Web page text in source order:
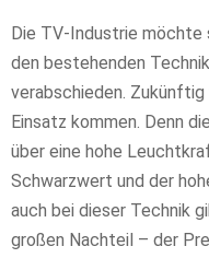
Die TV-Industrie möchte
den bestehenden
verabschieden. Zukünftig
Einsatz kommen. Denn
über eine hohe
Schwarzwert und der
auch bei dieser Technik
großen Nachteil – der